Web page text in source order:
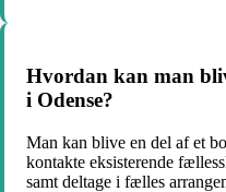
Hvordan kan man
i Odense?
Man kan blive en del af et
kontakte eksisterende
samt deltage i fælles